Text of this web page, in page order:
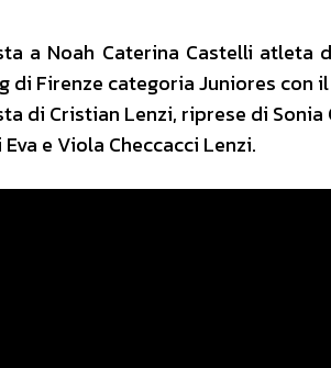
a Noah Caterina Castelli atleta
di Firenze categoria Juniores con
di Cristian Lenzi, riprese di Sonia
e Viola Checcacci Lenzi.